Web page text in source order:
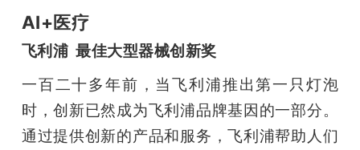
AI+医疗
飞利浦  最佳大型器械创新奖
一百二十多年前，当飞利浦推出第一只灯泡
时，创新已然成为飞利浦品牌基因的一部分。
通过提供创新的产品和服务，飞利浦帮助人们